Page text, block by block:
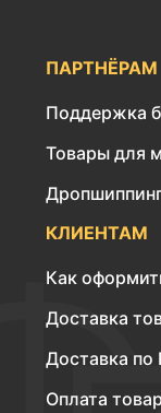
ПАРТНЁРАМ
Поддержка
Товары для
КЛИЕНТАМ
Как
Доставка
Доставка по
Оплата